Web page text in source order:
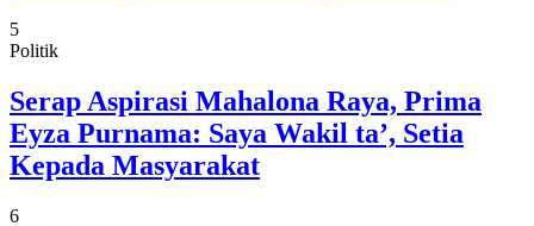
5
Politik
Serap Aspirasi Mahalona Raya, Prima
Eyza Purnama: Saya Wakil ta’, Setia
Kepada Masyarakat
6